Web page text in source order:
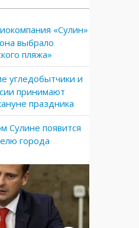
«Сулин»
выбрало
пляжа»
угледобытчики и
принимают
праздника
Сулине появится
города